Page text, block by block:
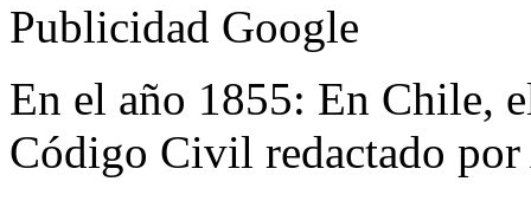
Publicidad Google
En el año 1855: En Chile,
Código Civil redactado